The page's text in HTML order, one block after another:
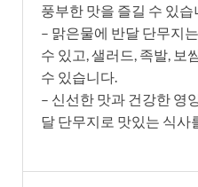
풍부한 맛을 즐길 수 있습
– 맑은물에 반달 단무지
수 있고, 샐러드, 족발, 보
수 있습니다.
– 신선한 맛과 건강한 영
달 단무지로 맛있는 식사